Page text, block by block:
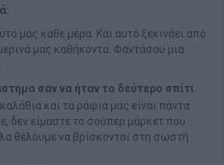
μας κάθε μέρα. Και αυτό ξεκινάει από
μας καθήκοντα. Φαντάσου μια
σαν να ήταν το δεύτερο σπίτι
και τα ράφια μας είναι πάντα
δεν είμαστε το σούπερ μάρκετ που
θέλουμε να βρίσκονται στη σωστή